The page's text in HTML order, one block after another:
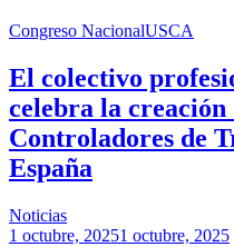
Congreso NacionalUSCA
El colectivo
celebra la
Controladores de
España
Noticias
1 octubre, 20251 octubre, 2025